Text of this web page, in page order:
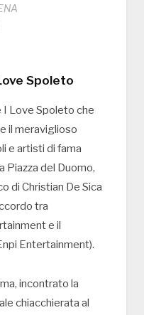
Spoleto
Love Spoleto che
il meraviglioso
e artisti di fama
Piazza del Duomo,
di Christian De Sica
tra
e il
Entertainment).
incontrato la
chiacchierata al